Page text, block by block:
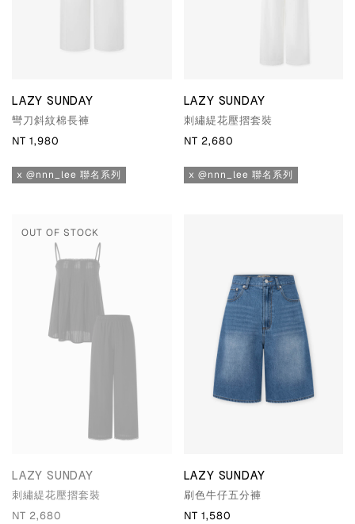
LAZY SUNDAY
彎刀斜紋棉長褲
NT 1,980
x @nnn_lee 聯名系列
LAZY SUNDAY
刺繡緹花壓摺套裝
NT 2,680
x @nnn_lee 聯名系列
OUT OF STOCK
LAZY SUNDAY
刺繡緹花壓摺套裝
NT 2,680
LAZY SUNDAY
刷色牛仔五分褲
NT 1,580